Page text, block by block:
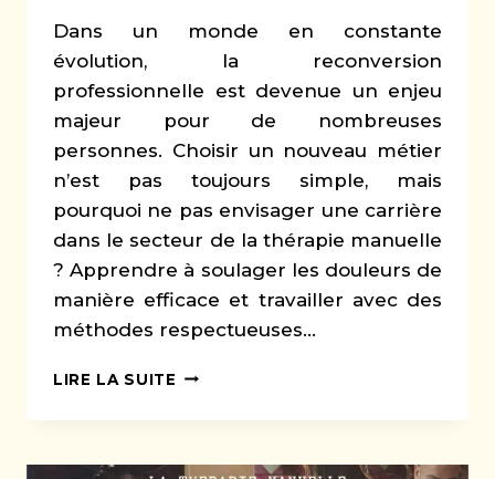
Dans un monde en constante
évolution, la reconversion
professionnelle est devenue un enjeu
majeur pour de nombreuses
personnes. Choisir un nouveau métier
n’est pas toujours simple, mais
pourquoi ne pas envisager une carrière
dans le secteur de la thérapie manuelle
? Apprendre à soulager les douleurs de
manière efficace et travailler avec des
méthodes respectueuses…
LIRE LA SUITE LA
PROFESSIONNELLE
LE